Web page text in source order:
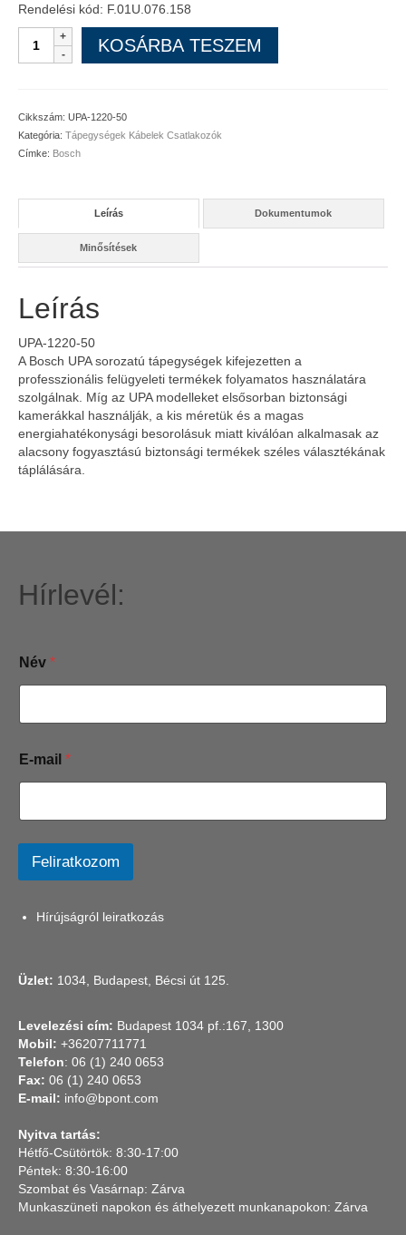
Rendelési kód: F.01U.076.158
1220-
mennyiség
KOSÁRBA TESZEM
Cikkszám: UPA-1220-50
Kategória: Tápegységek Kábelek Csatlakozók
Címke: Bosch
Leírás Dokumentumok
Minősítések
Leírás
UPA-1220-50
A Bosch UPA sorozatú tápegységek kifejezetten a
professzionális felügyeleti termékek folyamatos használatára
szolgálnak. Míg az UPA modelleket elsősorban biztonsági
kamerákkal használják, a kis méretük és a magas
energiahatékonysági besorolásuk miatt kiválóan alkalmasak az
alacsony fogyasztású biztonsági termékek széles választékának
táplálására.
Hírlevél:
*
*
Név *
E-mail *
Feliratkozom
Hírújságról leiratkozás
Üzlet: 1034, Budapest, Bécsi út 125.
Levelezési cím: Budapest 1034 pf.:167, 1300
Mobil: +36207711771
Telefon: 06 (1) 240 0653
Fax: 06 (1) 240 0653
E-mail: info@bpont.com
Nyitva tartás:
Hétfő-Csütörtök: 8:30-17:00
Péntek: 8:30-16:00
Szombat és Vasárnap: Zárva
Munkaszüneti napokon és áthelyezett munkanapokon: Zárva